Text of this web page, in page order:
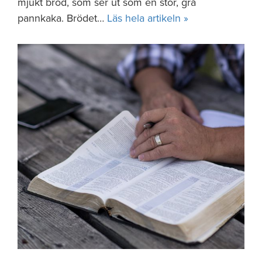
pannkaka. Brödet… Läs hela artikeln »